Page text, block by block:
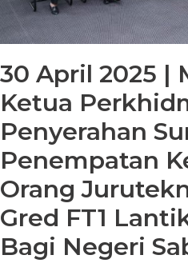
30 April 2025 |
Ketua
Penyerahan
Penempatan
Orang
Gred FT1
Bagi Negeri